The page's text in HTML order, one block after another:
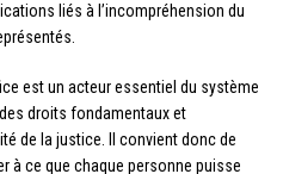
liés à l’incompréhension du
est un acteur essentiel du système
droits fondamentaux et
de la justice. Il convient donc de
à ce que chaque personne puisse